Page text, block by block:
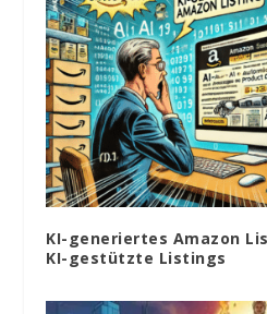
KI-generiertes Amazon
KI-gestützte Listings